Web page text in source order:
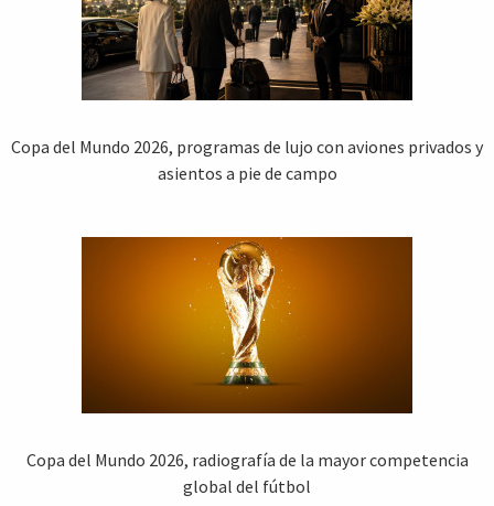
Copa del Mundo 2026, programas de lujo con aviones privados y
asientos a pie de campo
Copa del Mundo 2026, radiografía de la mayor competencia
global del fútbol